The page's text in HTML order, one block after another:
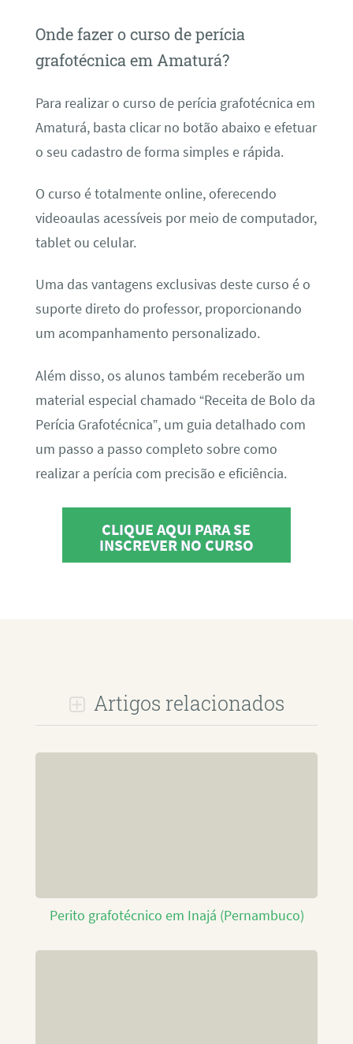
Onde fazer o curso de perícia
grafotécnica em Amaturá?
Para realizar o curso de perícia grafotécnica em
Amaturá, basta clicar no botão abaixo e efetuar
o seu cadastro de forma simples e rápida.
O curso é totalmente online, oferecendo
videoaulas acessíveis por meio de computador,
tablet ou celular.
Uma das vantagens exclusivas deste curso é o
suporte direto do professor, proporcionando
um acompanhamento personalizado.
Além disso, os alunos também receberão um
material especial chamado “Receita de Bolo da
Perícia Grafotécnica”, um guia detalhado com
um passo a passo completo sobre como
realizar a perícia com precisão e eficiência.
CLIQUE AQUI PARA SE
INSCREVER NO CURSO
Artigos relacionados
Perito grafotécnico em Inajá (Pernambuco)